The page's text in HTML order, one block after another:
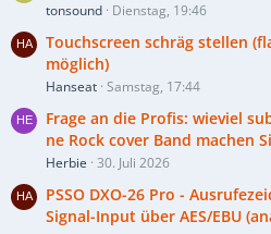
tonsound Dienstag, 19:46
Touchscreen schräg stellen
möglich)
Hanseat Samstag, 17:44
Frage an die Profis: wieviel
ne Rock cover Band machen
Herbie 30. Juli 2026
PSSO DXO-26 Pro -
Signal-Input über AES/EBU